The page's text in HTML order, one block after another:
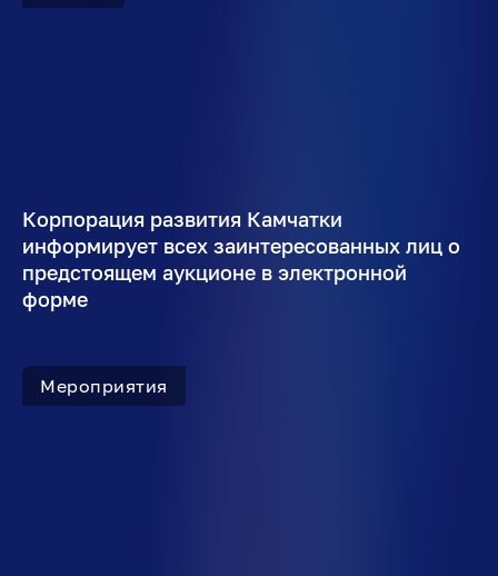
Корпорация развития Камчатки
информирует всех заинтересованных лиц о
предстоящем аукционе в электронной
форме
Мероприятия